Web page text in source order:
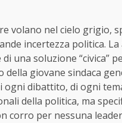
volano nel cielo grigio,
incertezza politica.
una soluzione “civica”
giovane sindaca
dibattito, di ogni
della politica, ma
corro per nessuna